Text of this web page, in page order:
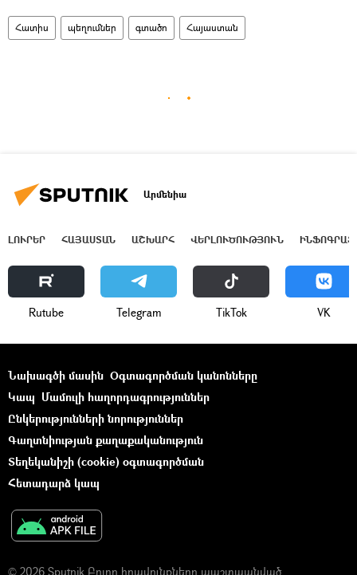
Հատիս պեղումներ գտածո Հայաստան
Արմենիա
ԼՈՒՐԵՐ ՀԱՅԱՍՏԱՆ ԱՇԽԱՐՀ ՎԵՐԼՈՒԾՈՒԹՅՈՒՆ
Rutube Telegram ТikТоk VK
Նախագծի մասին Օգտագործման կանոնները
Կապ Մամուլի հաղորդագրություններ
Ընկերությունների նորություններ
Գաղտնիության քաղաքականություն
Տեղեկանիշի (cookie) օգտագործման
Հետադարձ կապ
© 2026 Sputnik Բոլոր իրավունքները պաշտպանված